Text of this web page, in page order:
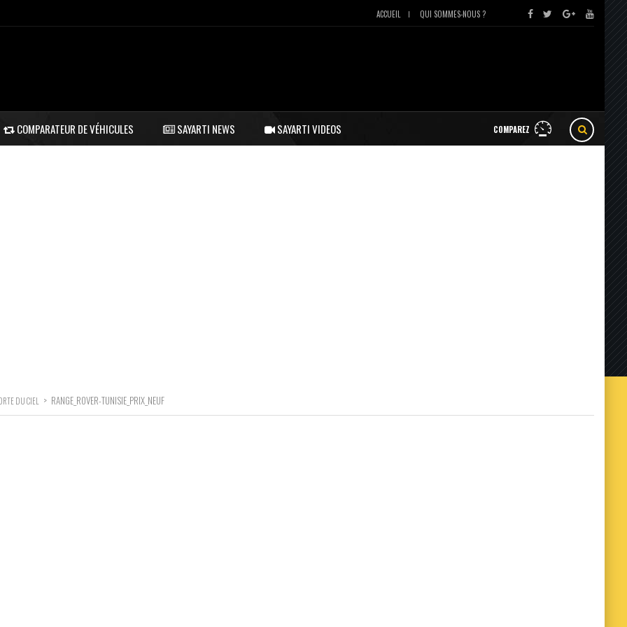
ACCUEIL QUI SOMMES-NOUS ?
COMPAREZ
COMPARATEUR DE VÉHICULES SAYARTI NEWS SAYARTI VIDEOS
DU CIEL > RANGE_ROVER-TUNISIE_PRIX_NEUF